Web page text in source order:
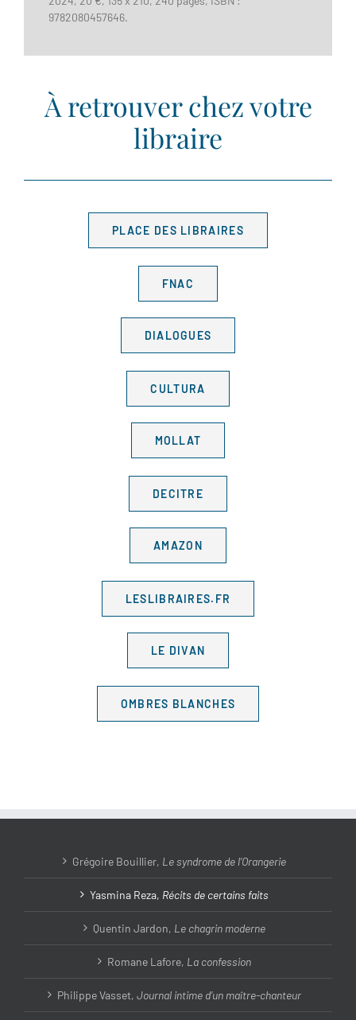
9782080457646.
À retrouver chez votre
libraire
PLACE DES LIBRAIRES
FNAC
DIALOGUES
CULTURA
MOLLAT
DECITRE
AMAZON
LESLIBRAIRES.FR
LE DIVAN
OMBRES BLANCHES
Grégoire Bouillier, Le syndrome de l’Orangerie
Yasmina Reza, Récits de certains faits
Quentin Jardon, Le chagrin moderne
Romane Lafore, La confession
Philippe Vasset, Journal intime d’un maître-chanteur